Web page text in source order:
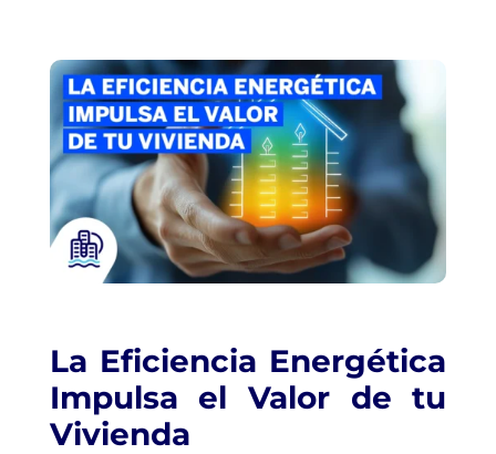
La Eficiencia Energética
Impulsa el Valor de tu
Vivienda